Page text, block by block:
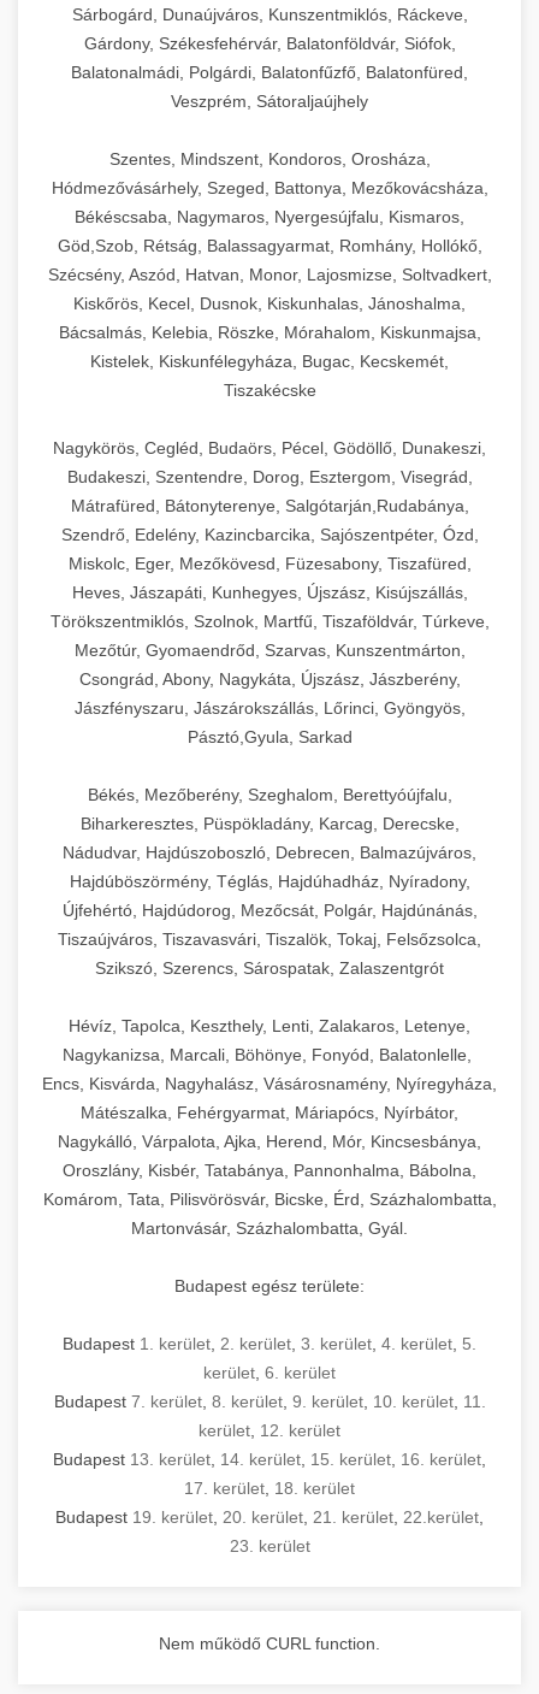
Sárbogárd, Dunaújváros, Kunszentmiklós, Ráckeve,
Gárdony, Székesfehérvár, Balatonföldvár, Siófok,
Balatonalmádi, Polgárdi, Balatonfűzfő, Balatonfüred,
Veszprém, Sátoraljaújhely
Szentes, Mindszent, Kondoros, Orosháza,
Hódmezővásárhely, Szeged, Battonya, Mezőkovácsháza,
Békéscsaba, Nagymaros, Nyergesújfalu, Kismaros,
Göd,Szob, Rétság, Balassagyarmat, Romhány, Hollókő,
Szécsény, Aszód, Hatvan, Monor, Lajosmizse, Soltvadkert,
Kiskőrös, Kecel, Dusnok, Kiskunhalas, Jánoshalma,
Bácsalmás, Kelebia, Röszke, Mórahalom, Kiskunmajsa,
Kistelek, Kiskunfélegyháza, Bugac, Kecskemét,
Tiszakécske
Nagykörös, Cegléd, Budaörs, Pécel, Gödöllő, Dunakeszi,
Budakeszi, Szentendre, Dorog, Esztergom, Visegrád,
Mátrafüred, Bátonyterenye, Salgótarján,Rudabánya,
Szendrő, Edelény, Kazincbarcika, Sajószentpéter, Ózd,
Miskolc, Eger, Mezőkövesd, Füzesabony, Tiszafüred,
Heves, Jászapáti, Kunhegyes, Újszász, Kisújszállás,
Törökszentmiklós, Szolnok, Martfű, Tiszaföldvár, Túrkeve,
Mezőtúr, Gyomaendrőd, Szarvas, Kunszentmárton,
Csongrád, Abony, Nagykáta, Újszász, Jászberény,
Jászfényszaru, Jászárokszállás, Lőrinci, Gyöngyös,
Pásztó,Gyula, Sarkad
Békés, Mezőberény, Szeghalom, Berettyóújfalu,
Biharkeresztes, Püspökladány, Karcag, Derecske,
Nádudvar, Hajdúszoboszló, Debrecen, Balmazújváros,
Hajdúböszörmény, Téglás, Hajdúhadház, Nyíradony,
Újfehértó, Hajdúdorog, Mezőcsát, Polgár, Hajdúnánás,
Tiszaújváros, Tiszavasvári, Tiszalök, Tokaj, Felsőzsolca,
Szikszó, Szerencs, Sárospatak, Zalaszentgrót
Hévíz, Tapolca, Keszthely, Lenti, Zalakaros, Letenye,
Nagykanizsa, Marcali, Böhönye, Fonyód, Balatonlelle,
Encs, Kisvárda, Nagyhalász, Vásárosnamény, Nyíregyháza,
Mátészalka, Fehérgyarmat, Máriapócs, Nyírbátor,
Nagykálló, Várpalota, Ajka, Herend, Mór, Kincsesbánya,
Oroszlány, Kisbér, Tatabánya, Pannonhalma, Bábolna,
Komárom, Tata, Pilisvörösvár, Bicske, Érd, Százhalombatta,
Martonvásár, Százhalombatta, Gyál.
Budapest egész területe:
Budapest 1. kerület 2. kerület 3. kerület 4. kerület 5.
kerület 6. kerület
Budapest 7. kerület, 8. kerület, 9. kerület, 10. kerület, 11.
kerület 12. kerület
Budapest 13. kerület 14. kerület 15. kerület 16. kerület
17. kerület 18. kerület
Budapest 19. kerület 20. kerület 21. kerület 22.kerület
23. kerület
Nem működő CURL function.